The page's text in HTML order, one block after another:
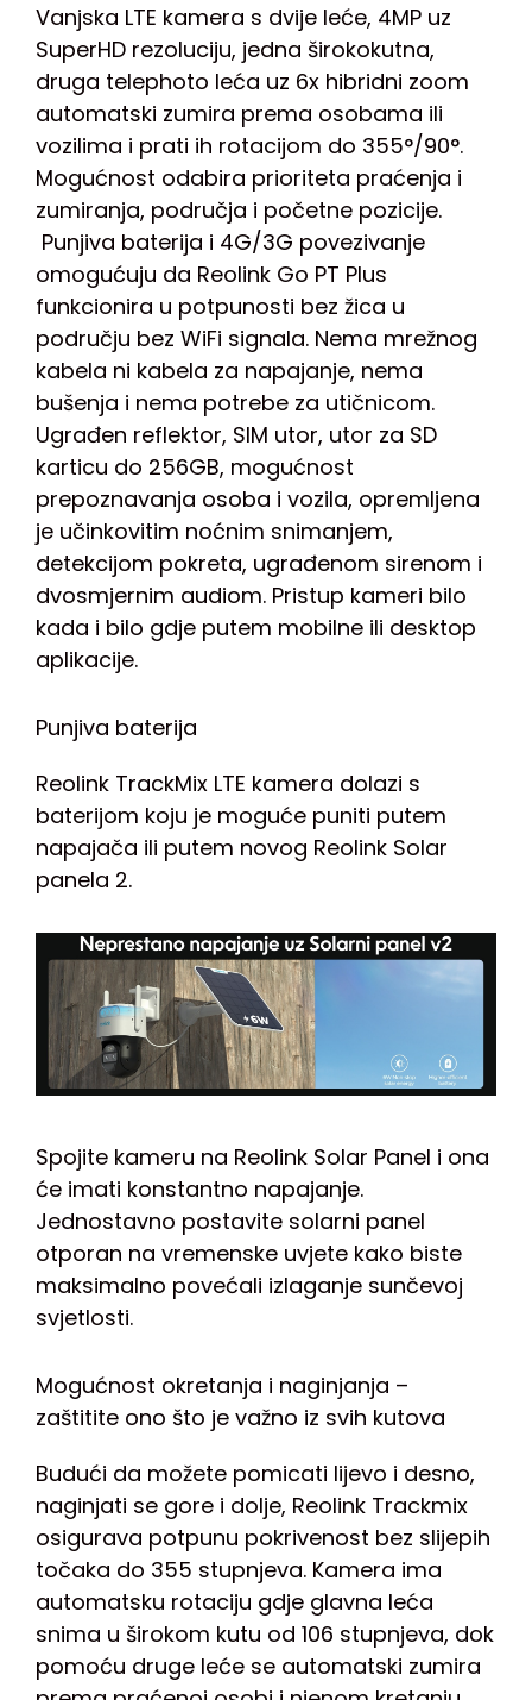
Vanjska LTE kamera s dvije leće, 4MP uz
SuperHD rezoluciju, jedna širokokutna,
druga telephoto leća uz 6x hibridni zoom
automatski zumira prema osobama ili
vozilima i prati ih rotacijom do 355°/90°.
Mogućnost odabira prioriteta praćenja i
zumiranja, područja i početne pozicije.
Punjiva baterija i 4G/3G povezivanje
omogućuju da Reolink Go PT Plus
funkcionira u potpunosti bez žica u
području bez WiFi signala. Nema mrežnog
kabela ni kabela za napajanje, nema
bušenja i nema potrebe za utičnicom.
Ugrađen reflektor, SIM utor, utor za SD
karticu do 256GB, mogućnost
prepoznavanja osoba i vozila, opremljena
je učinkovitim noćnim snimanjem,
detekcijom pokreta, ugrađenom sirenom i
dvosmjernim audiom. Pristup kameri bilo
kada i bilo gdje putem mobilne ili desktop
aplikacije.
Punjiva baterija
Reolink TrackMix LTE kamera dolazi s
baterijom koju je moguće puniti putem
napajača ili putem novog Reolink Solar
panela 2.
Spojite kameru na Reolink Solar Panel i ona
će imati konstantno napajanje.
Jednostavno postavite solarni panel
otporan na vremenske uvjete kako biste
maksimalno povećali izlaganje sunčevoj
svjetlosti.
Mogućnost okretanja i naginjanja –
zaštitite ono što je važno iz svih kutova
Budući da možete pomicati lijevo i desno,
naginjati se gore i dolje, Reolink Trackmix
osigurava potpunu pokrivenost bez slijepih
točaka do 355 stupnjeva. Kamera ima
automatsku rotaciju gdje glavna leća
snima u širokom kutu od 106 stupnjeva, dok
pomoću druge leće se automatski zumira